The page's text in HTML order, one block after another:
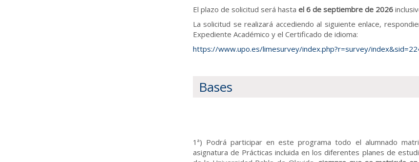
El plazo de solicitud será hasta el 6 de septiembre de 2026
La solicitud se realizará accediendo al siguiente enlace,
Expediente Académico y el Certificado de idioma:
https://www.upo.es/limesurvey/index.php?r=survey/
Bases
1ª) Podrá participar en este programa todo el alumnado
asignatura de Prácticas incluida en los diferentes planes de